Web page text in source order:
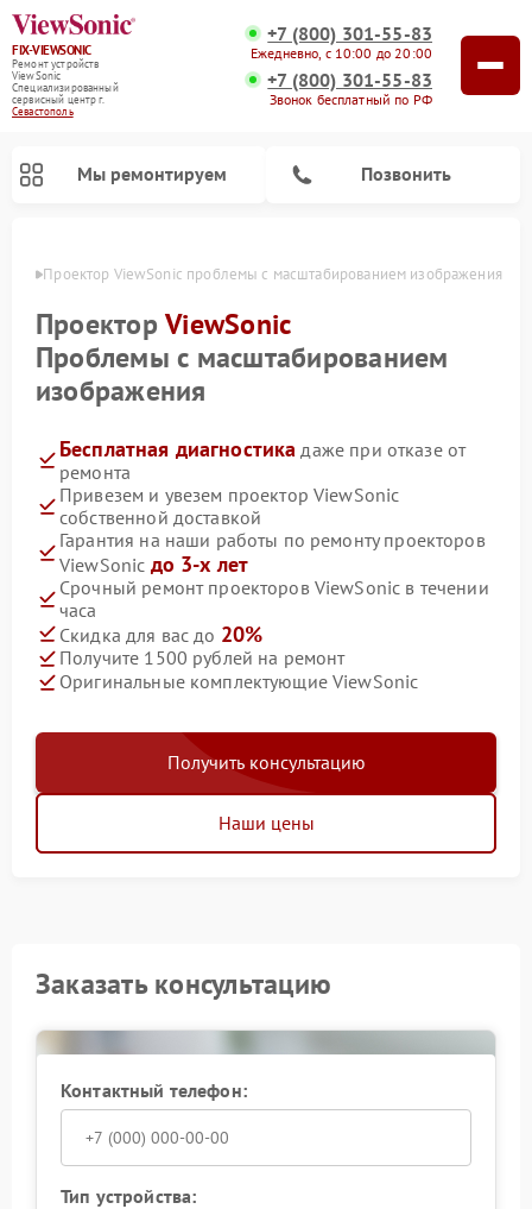
FIX-VIEWSONIC
Ремонт устройств
ViewSonic
Специализированный
cервисный центр г.
Севастополь
+7 (800) 301-55-83
Ежедневно, с 10:00 до 20:00
+7 (800) 301-55-83
Звонок бесплатный по РФ
Мы ремонтируем Позвонить
Проектор ViewSonic проблемы с масштабированием изображения
ПроекторViewSonic
Проблемы с масштабированием
изображения
Бесплатная диагностика даже при отказе от
ремонта
Привезем и увезем проектор ViewSonic
собственной доставкой
Гарантия на наши работы по ремонту проекторов
ViewSonic до 3-х лет
Срочный ремонт проекторов ViewSonic в течении
часа
Скидка для вас до 20%
Получите 1500 рублей на ремонт
Оригинальные комплектующие ViewSonic
Получить консультацию
Наши цены
Заказать консультацию
Контактный телефон:
Тип устройства: